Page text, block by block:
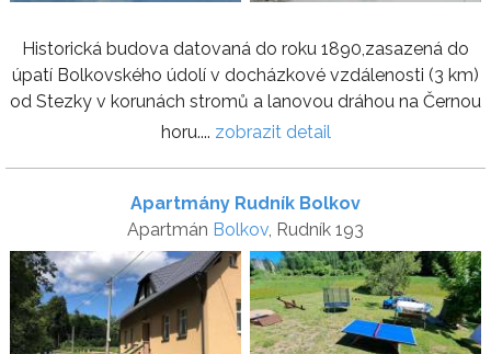
Historická budova datovaná do roku 1890,zasazená do
úpatí Bolkovského údolí v docházkové vzdálenosti (3 km)
od Stezky v korunách stromů a lanovou dráhou na Černou
horu.... zobrazit detail
Apartmány Rudník Bolkov
Apartmán Bolkov , Rudník 193